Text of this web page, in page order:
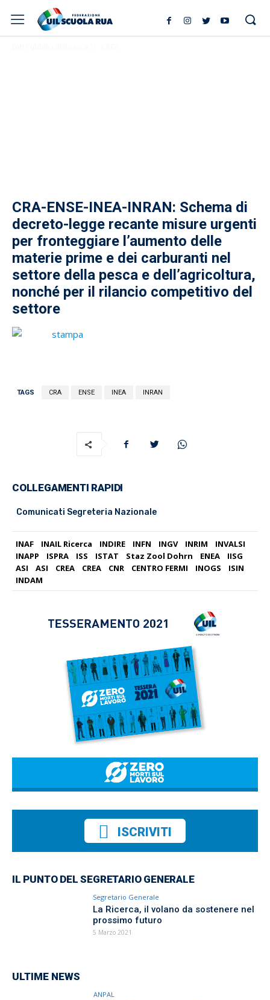
CRA-ENSE-INEA-INRAN: Schema di
decreto-legge recante misure urgenti
per fronteggiare l’aumento delle
materie prime e dei carburanti nel
settore della pesca e dell’agricoltura,
nonché per il rilancio competitivo del
settore
TAGS CRA ENSE INEA INRAN
COLLEGAMENTI RAPIDI
Comunicati Segreteria Nazionale
INAF INAIL Ricerca INDIRE INFN INGV INRIM
INVALSI
INAPP
ISPRA ISS ISTAT Staz Zool Dohrn ENEA
IISG
ASI
ASI CREA CREA CNR CENTRO FERMI INOGS
ISIN
INDAM
ISCRIVITI
IL PUNTO DEL SEGRETARIO GENERALE
Segretario Generale
La Ricerca, il volano da sostenere nel
prossimo futuro
5 Marzo 2021
ULTIME NEWS
ANPAL